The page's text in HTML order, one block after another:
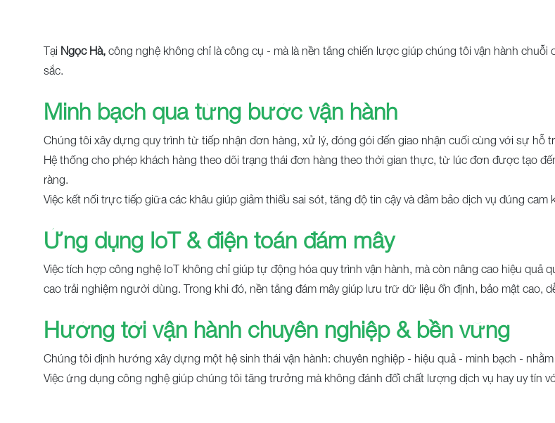
Tại Ngọc Hà, công nghệ không chỉ là công cụ - mà là nền tảng chiến lược giúp chúng tôi vận hành
sắc.
Minh bạch qua từng bước vận hành
Chúng tôi xây dựng quy trình từ tiếp nhận đơn hàng, xử lý, đóng gói đến giao nhận cuối cùng với sự hỗ
Hệ thống cho phép khách hàng theo dõi trạng thái đơn hàng theo thời gian thực, từ lúc đơn được tạo
ràng.
Việc kết nối trực tiếp giữa các khâu giúp giảm thiểu sai sót, tăng độ tin cậy và đảm bảo dịch vụ đúng cam
Ứng dụng IoT & điện toán đám mây
Việc tích hợp công nghệ IoT không chỉ giúp tự động hóa quy trình vận hành, mà còn nâng cao hiệu quả
cao trải nghiệm người dùng. Trong khi đó, nền tảng đám mây giúp lưu trữ dữ liệu ổn định, bảo mật cao,
Hướng tới vận hành chuyên nghiệp & bền vững
Chúng tôi định hướng xây dựng một hệ sinh thái vận hành: chuyên nghiệp - hiệu quả - minh bạch -
Việc ứng dụng công nghệ giúp chúng tôi tăng trưởng mà không đánh đổi chất lượng dịch vụ hay uy tín